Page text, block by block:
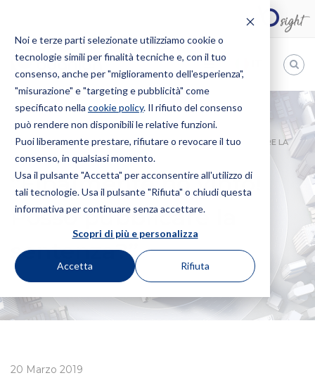
Noi e terze parti selezionate utilizziamo cookie o
tecnologie simili per finalità tecniche e, con il tuo
consenso, anche per "miglioramento dell'esperienza",
"misurazione" e "targeting e pubblicità" come
specificato nella cookie policy. Il rifiuto del consenso
può rendere non disponibili le relative funzioni.
Puoi liberamente prestare, rifiutare o revocare il tuo
consenso, in qualsiasi momento.
Usa il pulsante "Accetta" per acconsentire all'utilizzo di
tali tecnologie. Usa il pulsante "Rifiuta" o chiudi questa
informativa per continuare senza accettare.
Scopri di più e personalizza
Accetta Rifiuta
Bugnion
The
way
HOME NEWS
“FINALMENTE HO VINTO! POSSO PUBBLICARE LA
SENTENZA?”
“Finalmente ho vinto!
Posso pubblicare la
sentenza?”
20 Marzo 2019